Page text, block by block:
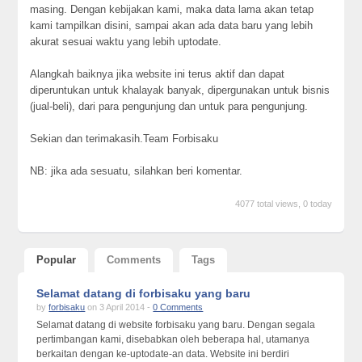
masing. Dengan kebijakan kami, maka data lama akan tetap
kami tampilkan disini, sampai akan ada data baru yang lebih
akurat sesuai waktu yang lebih uptodate.
Alangkah baiknya jika website ini terus aktif dan dapat
diperuntukan untuk khalayak banyak, dipergunakan untuk bisnis
(jual-beli), dari para pengunjung dan untuk para pengunjung.
Sekian dan terimakasih.Team Forbisaku
NB: jika ada sesuatu, silahkan beri komentar.
4077 total views, 0 today
Popular Comments Tags
Selamat datang di forbisaku yang baru
byforbisaku on 3 April 2014 -0 Comments
Selamat datang di website forbisaku yang baru. Dengan segala
pertimbangan kami, disebabkan oleh beberapa hal, utamanya
berkaitan dengan ke-uptodate-an data. Website ini berdiri